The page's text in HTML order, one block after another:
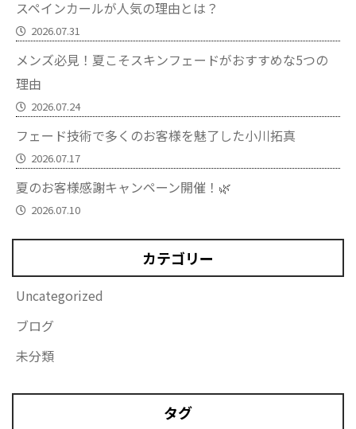
スペインカールが人気の理由とは？
2026.07.31
メンズ必見！夏こそスキンフェードがおすすめな5つの
理由
2026.07.24
フェード技術で多くのお客様を魅了した小川拓真
2026.07.17
夏のお客様感謝キャンペーン開催！🌿
2026.07.10
カテゴリー
Uncategorized
ブログ
未分類
タグ